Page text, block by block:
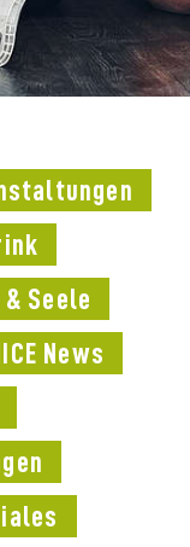
& Seele
News